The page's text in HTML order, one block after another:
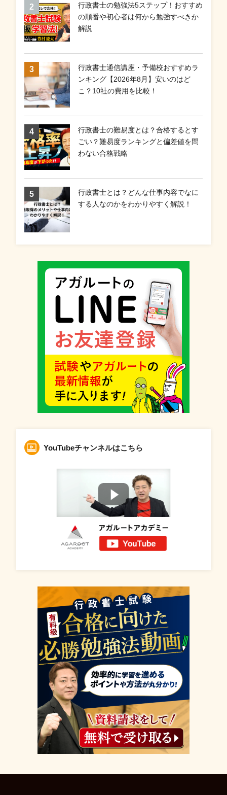
行政書士の勉強法5ステップ！おすすめ
の順番や初心者は何から勉強すべきか
解説
行政書士通信講座・予備校おすすめラ
ンキング【2026年8月】安いのはど
こ？10社の費用を比較！
行政書士の難易度とは？合格するとす
ごい？難易度ランキングと偏差値を問
わない合格戦略
行政書士とは？どんな仕事内容でなに
する人なのかをわかりやすく解説！
YouTubeチャンネルはこちら